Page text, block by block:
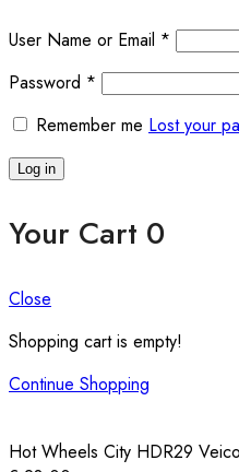
User Name or Email *
Password *
Remember me Lost your
Log in
Your Cart 0
Close
Shopping cart is empty!
Continue Shopping
Hot Wheels City HDR29